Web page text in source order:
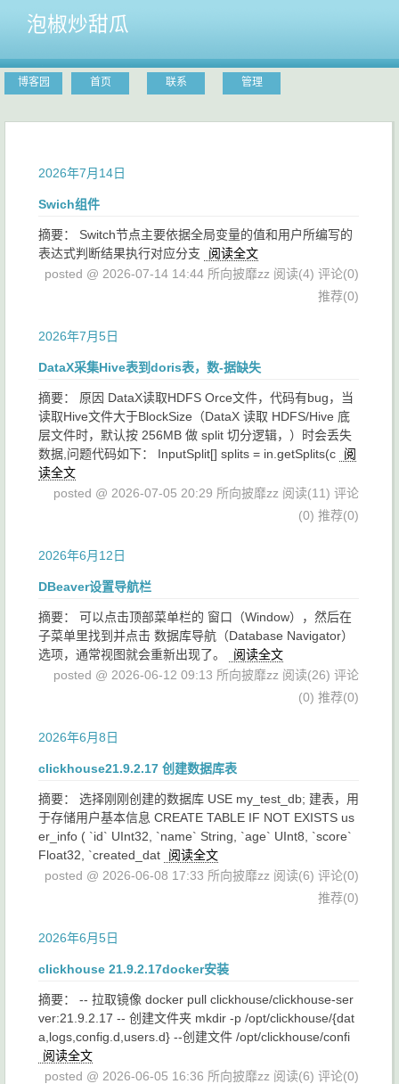
泡椒炒甜瓜
博客园 首页 联系 管理
2026年7月14日
Swich组件
摘要： Switch节点主要依据全局变量的值和用户所编写的
表达式判断结果执行对应分支
阅读全文
posted @ 2026-07-14 14:44 所向披靡zz 阅读(4) 评论(0)
推荐(0)
2026年7月5日
DataX采集Hive表到doris表，数-据缺失
摘要： 原因 DataX读取HDFS Orce文件，代码有bug，当
读取Hive文件大于BlockSize（DataX 读取 HDFS/Hive 底
层文件时，默认按 256MB 做 split 切分逻辑，）时会丢失
数据,问题代码如下： InputSplit[] splits = in.getSplits(c
阅
读全文
posted @ 2026-07-05 20:29 所向披靡zz 阅读(11) 评论
(0) 推荐(0)
2026年6月12日
DBeaver设置导航栏
摘要： 可以点击顶部菜单栏的 窗口（Window），然后在
子菜单里找到并点击 数据库导航（Database Navigator）
选项，通常视图就会重新出现了。
阅读全文
posted @ 2026-06-12 09:13 所向披靡zz 阅读(26) 评论
(0) 推荐(0)
2026年6月8日
clickhouse21.9.2.17 创建数据库表
摘要： 选择刚刚创建的数据库 USE my_test_db; 建表，用
于存储用户基本信息 CREATE TABLE IF NOT EXISTS us
er_info ( `id` UInt32, `name` String, `age` UInt8, `score`
Float32, `created_dat
阅读全文
posted @ 2026-06-08 17:33 所向披靡zz 阅读(6) 评论(0)
推荐(0)
2026年6月5日
clickhouse 21.9.2.17docker安装
摘要： -- 拉取镜像 docker pull clickhouse/clickhouse-ser
ver:21.9.2.17 -- 创建文件夹 mkdir -p /opt/clickhouse/{dat
a,logs,config.d,users.d} --创建文件 /opt/clickhouse/confi
阅读全文
posted @ 2026-06-05 16:36 所向披靡zz 阅读(6) 评论(0)